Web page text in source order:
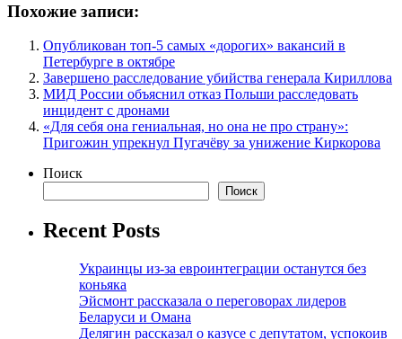
Похожие записи:
Опубликован топ-5 самых «дорогих» вакансий в
Петербурге в октябре
Завершено расследование убийства генерала Кириллова
МИД России объяснил отказ Польши расследовать
инцидент с дронами
«Для себя она гениальная, но она не про страну»:
Пригожин упрекнул Пугачёву за унижение Киркорова
Поиск
Поиск
Recent Posts
Украинцы из-за евроинтеграции останутся без
коньяка
Эйсмонт рассказала о переговорах лидеров
Беларуси и Омана
Делягин рассказал о казусе с депутатом, успокоив